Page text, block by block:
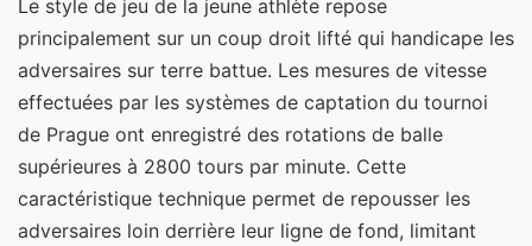
Le style de jeu de la jeune athlète repose
principalement sur un coup droit lifté qui handicape les
adversaires sur terre battue. Les mesures de vitesse
effectuées par les systèmes de captation du tournoi
de Prague ont enregistré des rotations de balle
supérieures à 2800 tours par minute. Cette
caractéristique technique permet de repousser les
adversaires loin derrière leur ligne de fond, limitant